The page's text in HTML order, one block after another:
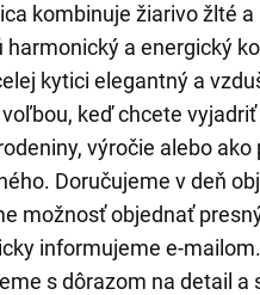
kombinuje žiarivo žlté
harmonický a energický
kytici elegantný a
keď chcete
výročie alebo
Doručujeme v deň
možnosť objednať
informujeme e-
s dôrazom na detail